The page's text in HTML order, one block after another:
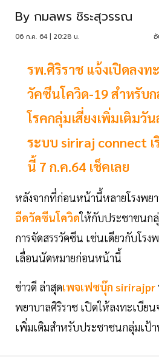
By กมลพร ชิระสุวรรณ
06 ก.ค. 64 | 20:28 น.
รพ.ศิริราช แจ้งเปิดลงท
วัคซีนโควิด-19 สำหรับ
โรคกลุ่มเสี่ยงเพิ่มเติมวั
ระบบ siriraj connect
นี้ 7 ก.ค.64 เช็คเลย
หลังจากที่ก่อนหน้านี้หลายโรงพย
ฉีดวัคซีนโควิดให้กับประชาชนก
การจัดสรรวัคซีน เช่นเดียวกับโรง
เลื่อนนัดหมายก่อนหน้านี้
ข่าวดี ล่าสุดเพจเฟซบุ๊ก sirirajpr
พยาบาลศิริราช เปิดให้ลงทะเบีย
เพิ่มเติมสำหรับประชาชนกลุ่มเป้